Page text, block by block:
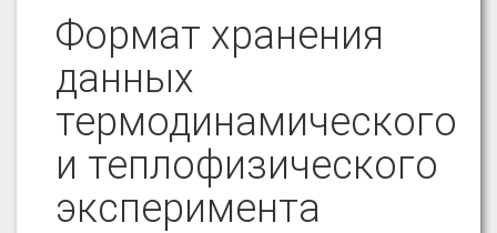
Формат хранения
данных
термодинамического
и теплофизического
эксперимента